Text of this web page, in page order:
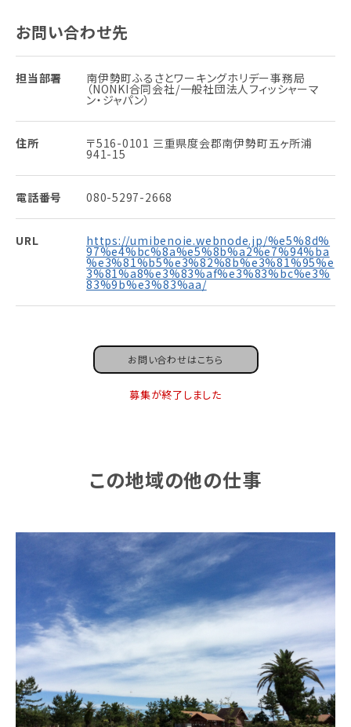
お問い合わせ先
担当部署 南伊勢町ふるさとワーキングホリデー事務局
（NONKI合同会社/一般社団法人フィッシャーマ
ン・ジャパン）
住所 〒516-0101 三重県度会郡南伊勢町五ヶ所浦
941-15
電話番号 080-5297-2668
URL https://umibenoie.webnode.jp/%e5%8d%
97%e4%bc%8a%e5%8b%a2%e7%94%ba
%e3%81%b5%e3%82%8b%e3%81%95%e
3%81%a8%e3%83%af%e3%83%bc%e3%
83%9b%e3%83%aa/
お問い合わせはこちら
募集が終了しました
この地域の他の仕事